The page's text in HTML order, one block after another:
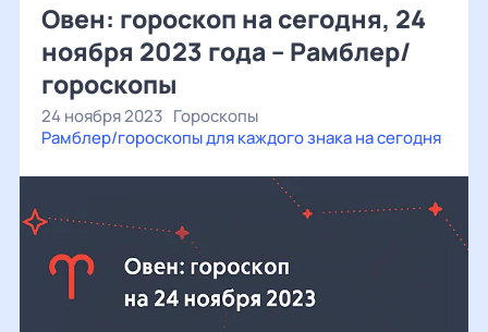
Овен: гороскоп на сегодня, 24
ноября 2023 года – Рамблер/
гороскопы
24 ноября 2023 Гороскопы
Рамблер/гороскопы для каждого знака на сегодня